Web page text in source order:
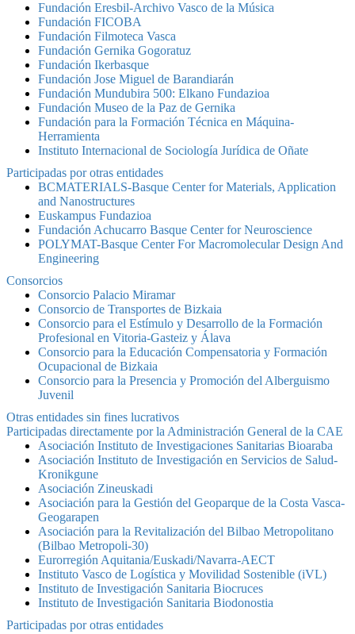
Fundación Eresbil-Archivo Vasco de la Música
Fundación FICOBA
Fundación Filmoteca Vasca
Fundación Gernika Gogoratuz
Fundación Ikerbasque
Fundación Jose Miguel de Barandiarán
Fundación Mundubira 500: Elkano Fundazioa
Fundación Museo de la Paz de Gernika
Fundación para la Formación Técnica en Máquina-
Herramienta
Instituto Internacional de Sociología Jurídica de Oñate
Participadas por otras entidades
BCMATERIALS-Basque Center for Materials, Application
and Nanostructures
Euskampus Fundazioa
Fundación Achucarro Basque Center for Neuroscience
POLYMAT-Basque Center For Macromolecular Design And
Engineering
Consorcios
Consorcio Palacio Miramar
Consorcio de Transportes de Bizkaia
Consorcio para el Estímulo y Desarrollo de la Formación
Profesional en Vitoria-Gasteiz y Álava
Consorcio para la Educación Compensatoria y Formación
Ocupacional de Bizkaia
Consorcio para la Presencia y Promoción del Alberguismo
Juvenil
Otras entidades sin fines lucrativos
Participadas directamente por la Administración General de la CAE
Asociación Instituto de Investigaciones Sanitarias Bioaraba
Asociación Instituto de Investigación en Servicios de Salud-
Kronikgune
Asociación Zineuskadi
Asociación para la Gestión del Geoparque de la Costa Vasca-
Geogarapen
Asociación para la Revitalización del Bilbao Metropolitano
(Bilbao Metropoli-30)
Eurorregión Aquitania/Euskadi/Navarra-AECT
Instituto Vasco de Logística y Movilidad Sostenible (iVL)
Instituto de Investigación Sanitaria Biocruces
Instituto de Investigación Sanitaria Biodonostia
Participadas por otras entidades